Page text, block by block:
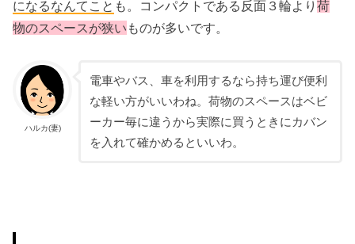
になるなんてこと も。コンパクトである反面３輪より荷
物のスペースが狭い ものが多いです。
ハルカ(妻)
電車やバス、車を利用するなら持ち運び便利
な軽い方がいいわね。荷物のスペースはベビ
ーカー毎に違うから実際に買うときにカバン
を入れて確かめるといいわ。